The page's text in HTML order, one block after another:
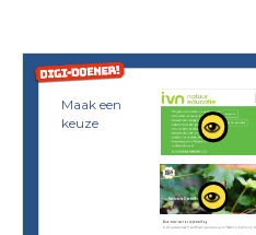
Maak een
keuze